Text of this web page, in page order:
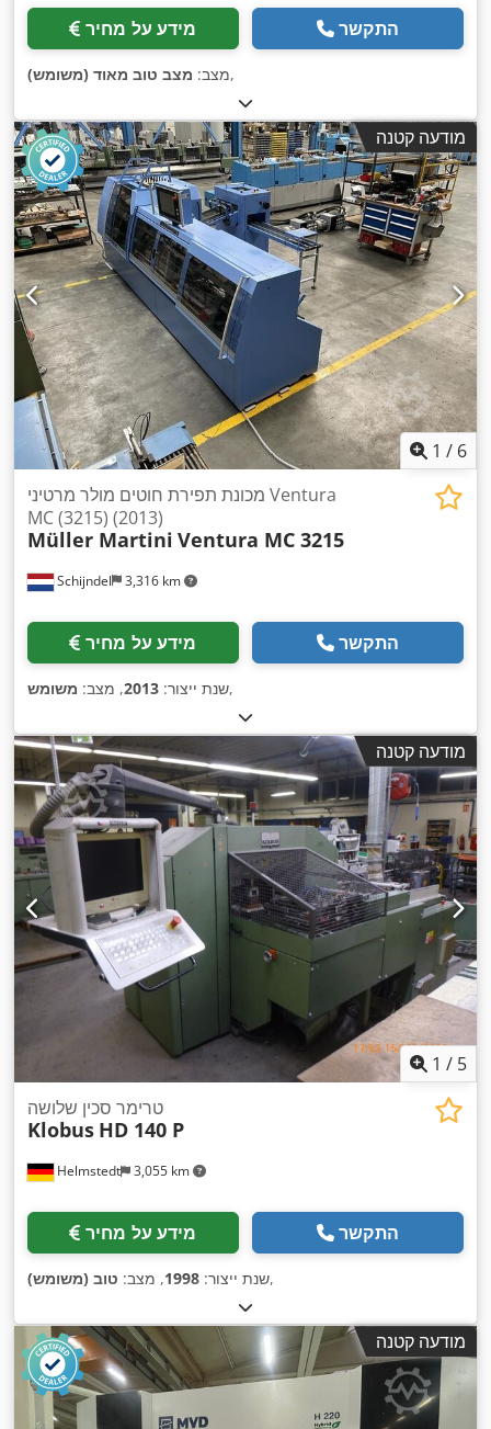
מידע על מחיר התקשר
מצב: מצב טוב מאוד (משומש) ,
מודעה קטנה
1 / 6
Schijndel 3,316 km
מכונת תפירת חוטים מולר מרטיני Ventura
MC (3215) (2013)
Müller Martini Ventura MC 3215
מידע על מחיר התקשר
שנת ייצור: 2013, מצב: משומש ,
מודעה קטנה
1 / 5
Helmstedt 3,055 km
טרימר סכין שלושה
Klobus HD 140 P
מידע על מחיר התקשר
שנת ייצור: 1998, מצב: טוב (משומש) ,
מודעה קטנה